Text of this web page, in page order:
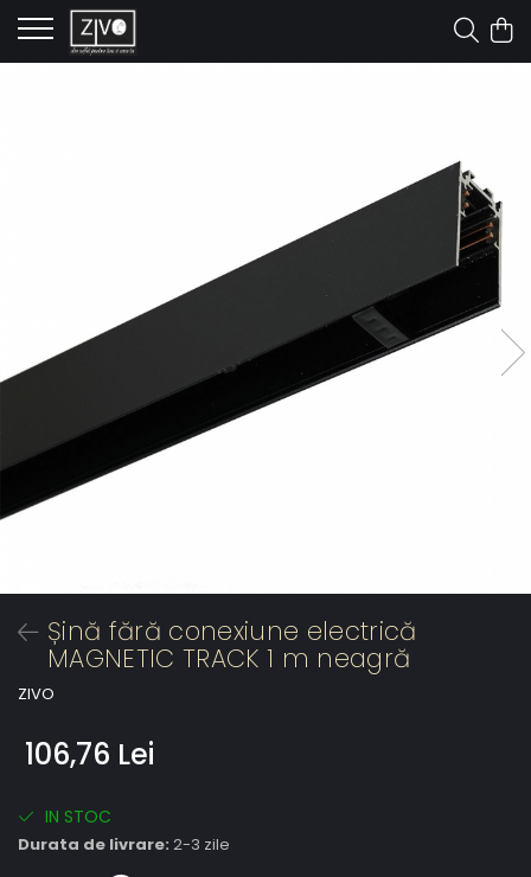
Șină fără conexiune electrică
MAGNETIC TRACK 1 m neagră
ZIVO
106,76 Lei
IN STOC
Durata de livrare: 2-3 zile